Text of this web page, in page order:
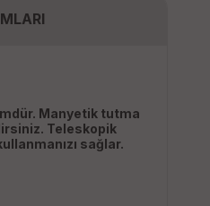
Manyetik tutma
Teleskopik
sağlar.